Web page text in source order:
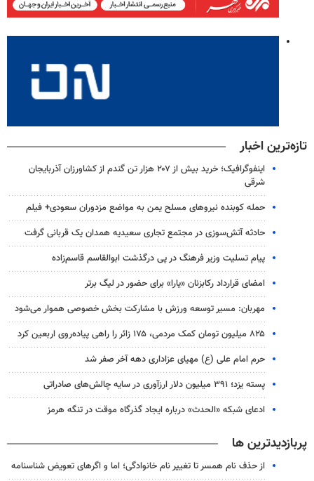
تازه‌ترین اخبار
اینفوگرافیک؛ خرید بیش از ۲۰۷ هزار تن گندم از کشاورزان آذربایجان
شرقی
حمله کوبنده نیروهای مسلح یمن به مواضع مزدوران سعودی+ فیلم
حادثه آتش‌سوزی در مجتمع تجاری سعیدیه همدان یک قربانی گرفت
پیام تسلیت وزیر فرهنگ در پی درگذشت ابوالقاسم قاسم‌زاده
امضای قرارداد رکابزنان «یارا» برای حضور در لیگ برتر
مهربان: مسیر توسعه ورزش با مشارکت بخش خصوصی هموار می‌شود
۸۲۵ میلیون تومان کمک مردمی، ۱۷۵ زائر را راهی پیاده‌روی اربعین کرد
حرم امام علی (ع) مهیای عزاداری دهه آخر صفر شد
پسته یزد؛ ۳۹۱ میلیون دلار ارزآوری در سایه چالش‌های صادراتی
ادعای شبکه «الحدث» درباره ایجاد گذرگاه موقت در تنگه هرمز
پربازدیدترین ها
از حذف نام همسر تا تغییر نام خانوادگی؛ اما و اگرهای تعویض شناسنامه